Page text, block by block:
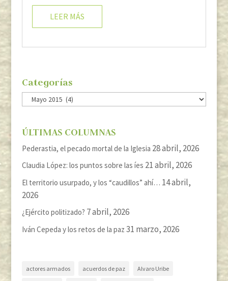
LEER MÁS
Categorías
Categorías
ÚLTIMAS COLUMNAS
Pederastia, el pecado mortal de la Iglesia 28 abril, 2026
Claudia López: los puntos sobre las íes 21 abril, 2026
El territorio usurpado, y los “caudillos” ahí… 14 abril,
2026
¿Ejército politizado? 7 abril, 2026
Iván Cepeda y los retos de la paz 31 marzo, 2026
actores armados acuerdos de paz Alvaro Uribe